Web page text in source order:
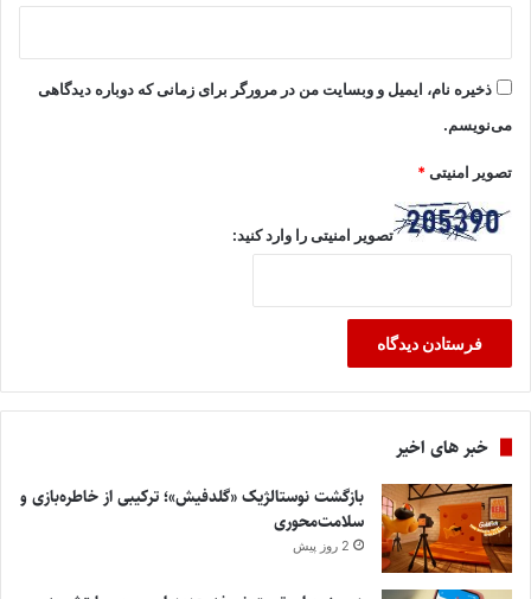
ذخیره نام، ایمیل و وبسایت من در مرورگر برای زمانی که دوباره دیدگاهی
می‌نویسم.
تصویر امنیتی*
تصویر امنیتی را وارد کنید:
خبر های اخیر
بازگشت نوستالژیک «گلدفیش»؛ ترکیبی از خاطره‌بازی و
سلامت‌محوری
2 روز پیش